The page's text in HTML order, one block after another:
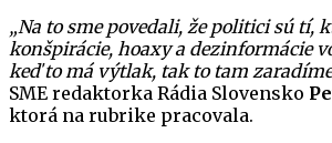
„Na to sme povedali, že politici sú tí,
konšpirácie, hoaxy a dezinformácie
keď to má výtlak, tak to tam
SME redaktorka Rádia Slovensko
ktorá na rubrike pracovala.